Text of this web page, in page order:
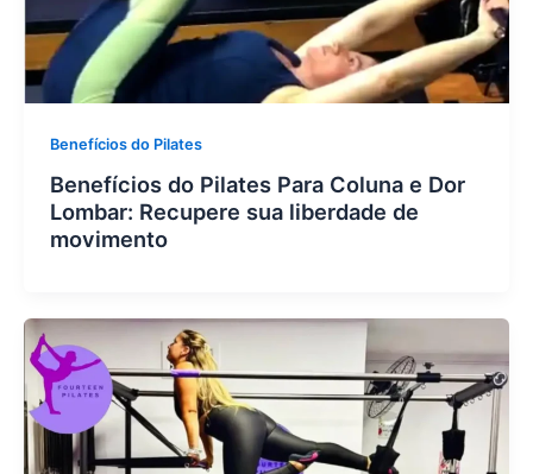
Benefícios do Pilates
Benefícios do Pilates Para Coluna e Dor
Lombar: Recupere sua liberdade de
movimento